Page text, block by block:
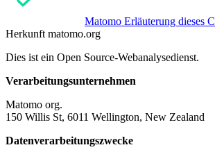
Matomo Erläuterung dieses
Herkunft matomo.org
Dies ist ein Open Source-Webanalysedienst.
Verarbeitungsunternehmen
Matomo org.
150 Willis St, 6011 Wellington, New Zealand
Datenverarbeitungszwecke